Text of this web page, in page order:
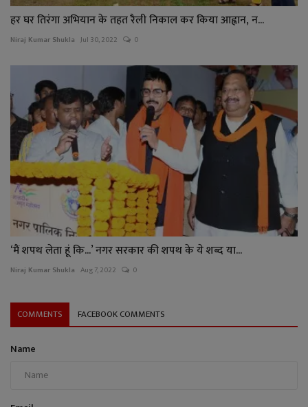
हर घर तिरंगा अभियान के तहत रैली निकाल कर किया आह्वान, न...
Niraj Kumar Shukla Jul 30, 2022 0
‘मैं शपथ लेता हूं कि...’ नगर सरकार की शपथ के ये शब्द या...
Niraj Kumar Shukla Aug 7, 2022 0
COMMENTS FACEBOOK COMMENTS
Name